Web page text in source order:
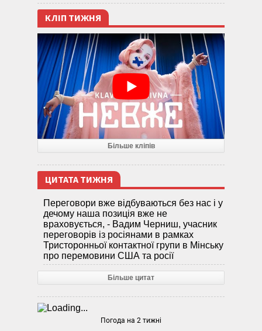
КЛІП ТИЖНЯ
Більше кліпів
ЦИТАТА ТИЖНЯ
Переговори вже відбуваються без нас і у
дечому наша позиція вже не
враховується, - Вадим Черниш, учасник
переговорів із росіянами в рамках
Тристоронньої контактної групи в Мінську
про перемовини США та росії
Більше цитат
Погода на 2 тижні